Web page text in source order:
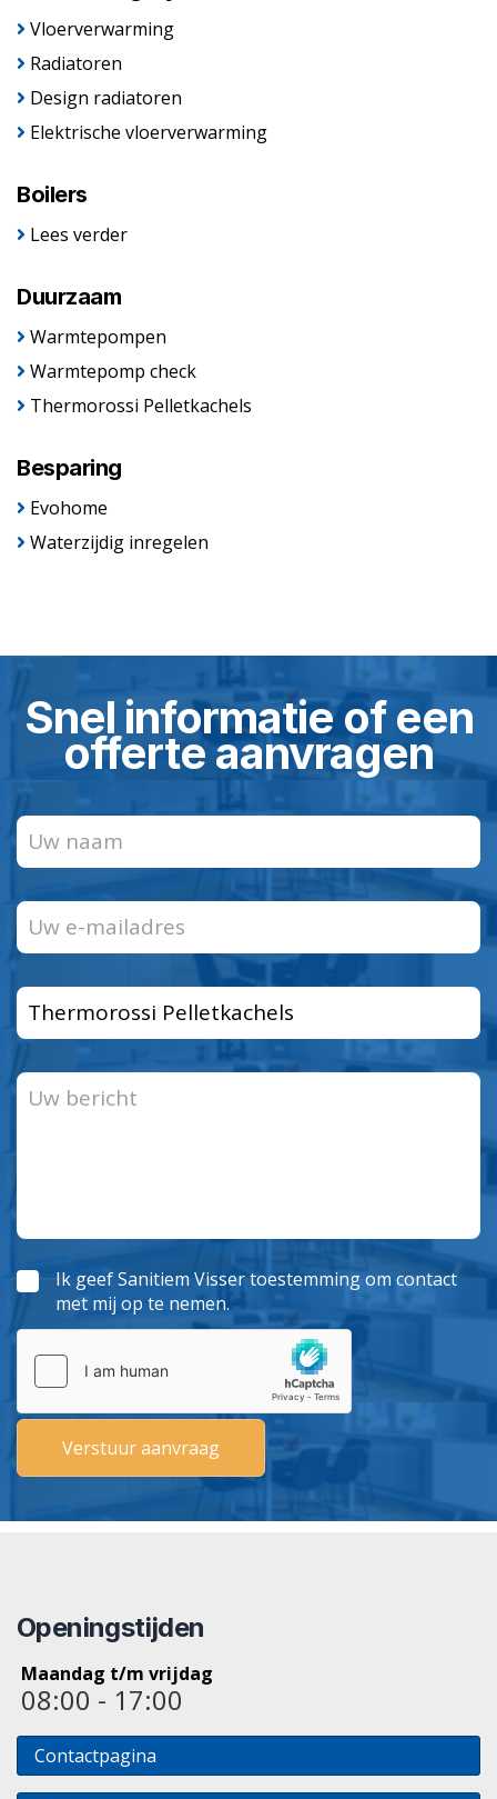
Vloerverwarming
Radiatoren
Design radiatoren
Elektrische vloerverwarming
Boilers
Lees verder
Duurzaam
Warmtepompen
Warmtepomp check
Thermorossi Pelletkachels
Besparing
Evohome
Waterzijdig inregelen
Snel informatie of een
offerte aanvragen
Ik geef Sanitiem Visser toestemming om contact
met mij op te nemen.
Openingstijden
Maandag t/m vrijdag
08:00 - 17:00
Contactpagina